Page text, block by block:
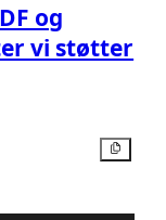
og
vi støtter